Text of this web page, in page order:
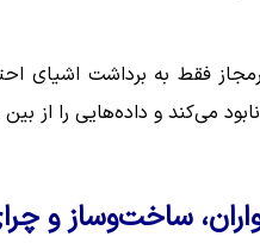
فقط به برداشت اشیای
می‌کند و داده‌هایی را از
ساخت‌وساز و